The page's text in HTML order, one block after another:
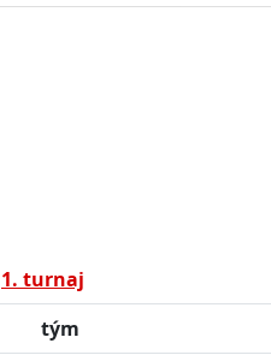
1. turnaj
tým